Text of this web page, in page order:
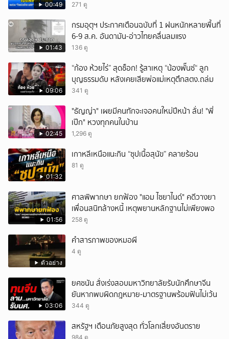
00:49 271 ดู
01:43
กรมอุตุฯ ประกาศเตือนฉบับที่ 1 ฝนหนักหลายพื้นที่
6-9 ส.ค. อันดามัน-อ่าวไทยคลื่นลมแรง
136 ดู
09:06
“ก้อง ห้วยไร่” สุดช็อก! รู้สาเหตุ “น้องพั๊นซ์“ ลูก
บุญธรรมดับ หลังเคยเสียพ่อแม่เหตุตึกสตง.ถล่ม
341 ดู
02:45
"ธัญญ่า" เผยมีคนทักจะเจอคนใหม่ปีหน้า ลั่น! "พี่
เป๊ก" หวงทุกคนในบ้าน
1,296 ดู
01:32
เกาหลีเหนือแนะกิน “ซุปเนื้อสุนัข” คลายร้อน
81 ดู
01:56
ศาลพิพากษา ยกฟ้อง "แอม ไซยาไนด์" คดีวางยา
เพื่อนสนิทล้างหนี้ เหตุพยานหลักฐานไม่เพียงพอ
258 ดู
ตัวอย่าง
คำสารภาพของหมอผี
4 ดู
03:06
ยศชนัน สั่งเร่งสอบมหาวิทยาลัยรับนักศึกษาจีน
ยันหากพบผิดกฎหมาย-มาตรฐานพร้อมฟันไม่เว้น
344 ดู
สหรัฐฯ เตือนภัยสูงสุด ทั่วโลกเสี่ยงอันตราย
984 ดู